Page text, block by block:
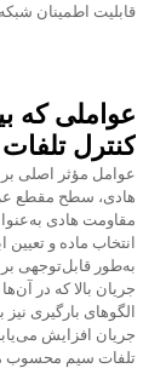
قابلیت اطمینان
عواملی که
کنترل
عوامل مؤثر اصلی
هادی، سطح مقطع
مقاومت هادی
انتخاب ماده و
به‌طور قابل‌توجهی بر
جریان بالا که در
الگوهای بارگیری
جریان افزایش
تلفات سیم محسوب